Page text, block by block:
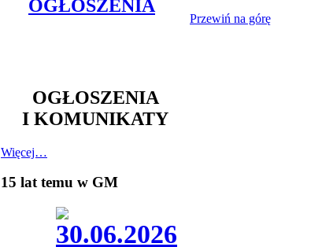
OGŁOSZENIA
I KOMUNIKATY
Więcej…
15 lat temu w GM
Przewiń na górę